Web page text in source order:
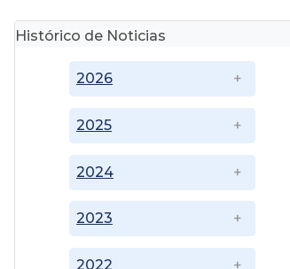
Histórico de Noticias
2022
2023
2024
2025
2026